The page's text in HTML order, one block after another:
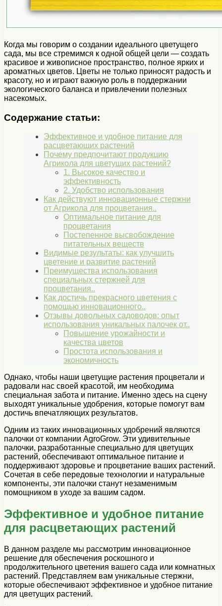
Когда мы говорим о создании идеального цветущего
сада, мы все стремимся к одной общей цели — создать
красивое и живописное пространство, полное ярких и
ароматных цветов. Цветы не только приносят радость и
красоту, но и играют важную роль в поддержании
экологического баланса и привлечении полезных
насекомых.
Содержание статьи:
Эффективное и удобное питание для
расцветающих растений
Почему предпочитают продукцию
Агрикола для цветущих растений?
1. Высокое качество и
эффективность
2. Удобство использования
Как действуют инновационные стержни
от Агрикола для процветания..
Оптимальное питание для
процветания
Постепенное высвобождение
питательных веществ
Видимые результаты: как улучшить
цветение и развитие растений
Преимущества использования
специальных стержней для
процветания..
Как достичь прекрасного цветения с
помощью инновационного..
Отзывы довольных садоводов: опыт
использования уникальных палочек от..
Повышение урожайности и
качества цветов
Простота использования и
экономичность
Однако, чтобы наши цветущие растения процветали и
радовали нас своей красотой, им необходима
специальная забота и питание. Именно здесь на сцену
выходят уникальные удобрения, которые помогут вам
достичь впечатляющих результатов.
Одним из таких инновационных удобрений являются
палочки от компании AgroGrow. Эти удивительные
палочки, разработанные специально для цветущих
растений, обеспечивают оптимальное питание и
поддерживают здоровье и процветание ваших растений.
Сочетая в себе передовые технологии и натуральные
компоненты, эти палочки станут незаменимым
помощником в уходе за вашим садом.
Эффективное и удобное питание
для расцветающих растений
В данном разделе мы рассмотрим инновационное
решение для обеспечения роскошного и
продолжительного цветения вашего сада или комнатных
растений. Представляем вам уникальные стержни,
которые обеспечивают эффективное и удобное питание
для цветущих растений.